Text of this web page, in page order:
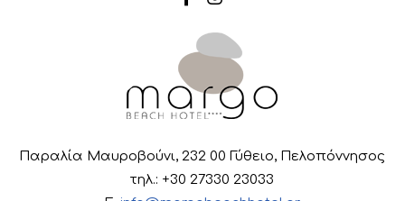
Παραλία Μαυροβούνι, 232 00 Γύθειο, Πελοπόννησος
τηλ.: +30 27330 23033